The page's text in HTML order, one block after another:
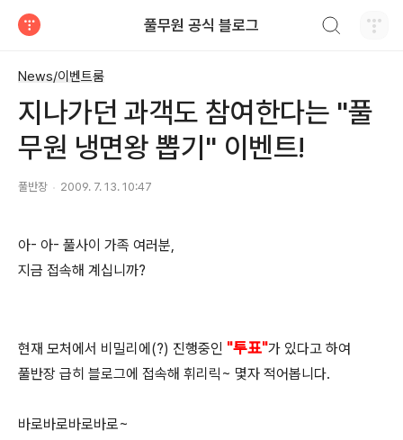
풀무원 공식 블로그
News/이벤트룸
지나가던 과객도 참여한다는 "풀
무원 냉면왕 뽑기" 이벤트!
풀반장 2009. 7. 13. 10:47
아- 아- 풀사이 가족 여러분,
지금 접속해 계십니까?
현재 모처에서 비밀리에(?) 진행중인 "투표"가 있다고 하여
풀반장 급히 블로그에 접속해 휘리릭~ 몇자 적어봅니다.
바로바로바로바로~